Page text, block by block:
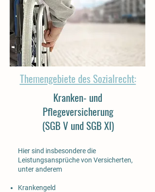
Themengebiete des Sozialrecht:
Kranken- und
Pflegeversicherung
(SGB V und SGB XI)
Hier sind insbesondere die
Leistungsansprüche von Versicherten,
unter anderem
Krankengeld